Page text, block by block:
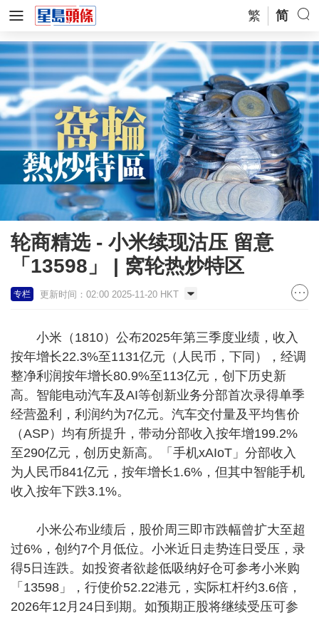
繁 简
轮商精选 - 小米续现沽压 留意
「13598」 | 窝轮热炒特区
专栏 更新时间：02:00 2025-11-20 HKT
小米（1810）公布2025年第三季度业绩，收入
按年增长22.3%至1131亿元（人民币，下同），经调
整净利润按年增长80.9%至113亿元，创下历史新
高。智能电动汽车及AI等创新业务分部首次录得单季
经营盈利，利润约为7亿元。汽车交付量及平均售价
（ASP）均有所提升，带动分部收入按年增199.2%
至290亿元，创历史新高。「手机xAIoT」分部收入
为人民币841亿元，按年增长1.6%，但其中智能手机
收入按年下跌3.1%。
小米公布业绩后，股价周三即市跌幅曾扩大至超
过6%，创约7个月低位。小米近日走势连日受压，录
得5日连跌。如投资者欲趁低吸纳好仓可参考小米购
「13598」，行使价52.22港元，实际杠杆约3.6倍，
2026年12月24日到期。如预期正股将继续受压可参